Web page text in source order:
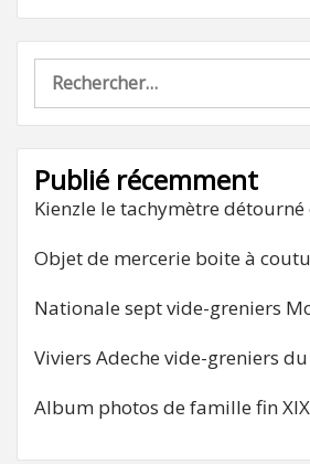
Rechercher :
Publié récemment
Kienzle le tachymètre
Objet de mercerie boite à
Nationale sept vide-greniers
Viviers Adeche vide-greniers
Album photos de famille fin